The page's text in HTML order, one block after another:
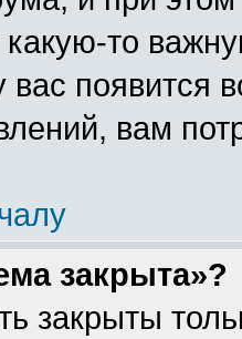
какую-то
вас появится
вам
закрыта»?
закрыты